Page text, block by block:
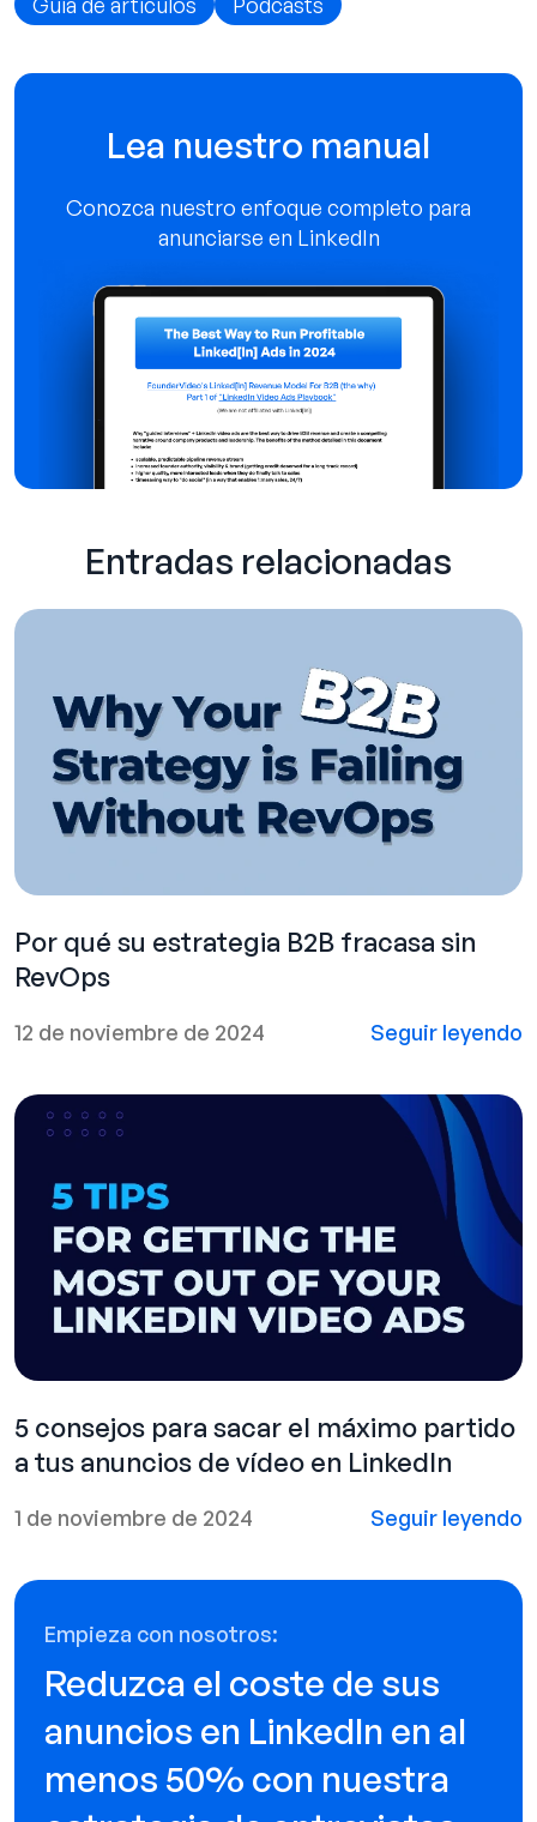
Lea nuestro manual
Conozca nuestro enfoque completo para
anunciarse en LinkedIn
Entradas relacionadas
Por qué su estrategia B2B fracasa sin
RevOps
12 de noviembre de 2024 Seguir leyendo
5 consejos para sacar el máximo partido
a tus anuncios de vídeo en LinkedIn
1 de noviembre de 2024 Seguir leyendo
Empieza con nosotros:
Reduzca el coste de sus
anuncios en LinkedIn en al
menos 50% con nuestra